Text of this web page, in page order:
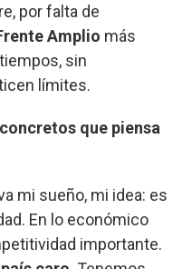
por falta de
Amplio más
sin
límites.
que piensa
mi sueño, mi idea: es
En lo económico
importante.